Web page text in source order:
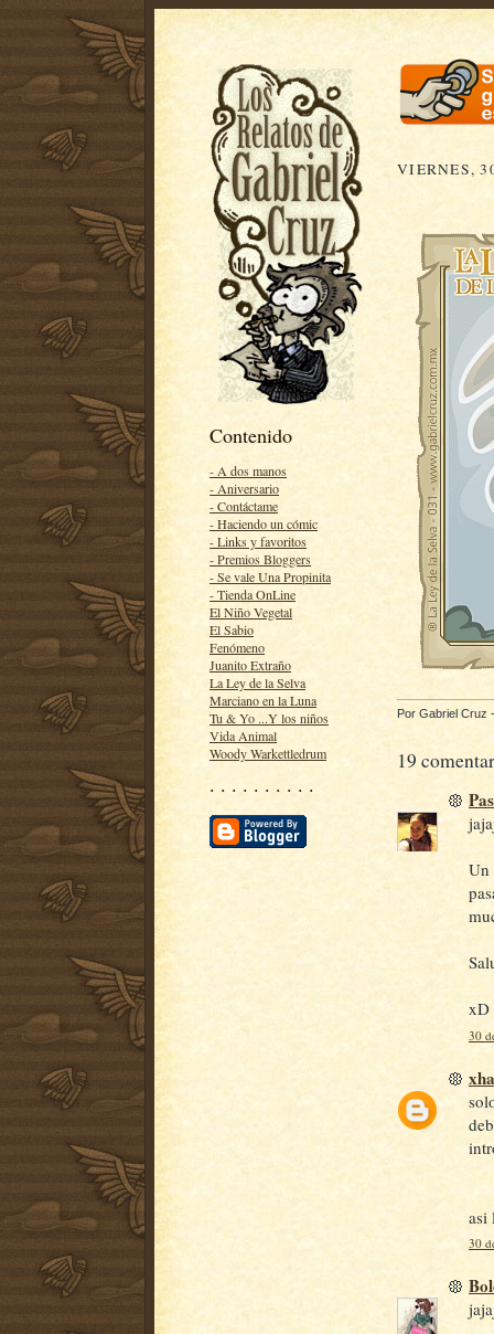
Contenido
- A dos manos
- Aniversario
- Contáctame
- Haciendo un cómic
- Links y favoritos
- Premios Bloggers
- Se vale Una Propinita
- Tienda OnLine
El Niño Vegetal
El Sabio
Fenómeno
Juanito Extraño
La Ley de la Selva
Marciano en la Luna
Tu & Yo ...Y los niños
Vida Animal
Woody Warkettledrum
· · · · · · · · · ·
VIERNES,
Por Gabriel Cruz
19
Un
xD
30
asi
30